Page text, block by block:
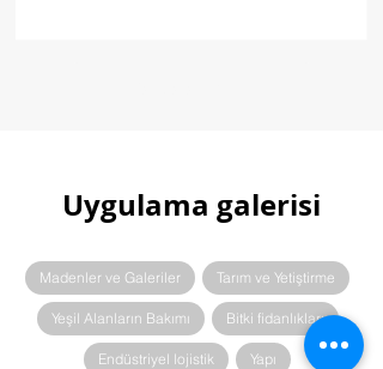
Uygulama galerisi
Madenler ve Galeriler Tarım ve Yetiştirme
Yeşil Alanların Bakımı Bitki fidanlıkları
Endüstriyel lojistik Yapı